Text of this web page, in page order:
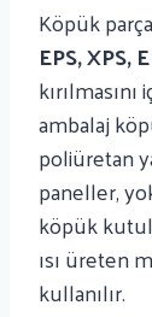
Köpük
EPS, XPS,
ambalaj
poliüretan
paneller,
köpük
ısı üreten
kullanılır.